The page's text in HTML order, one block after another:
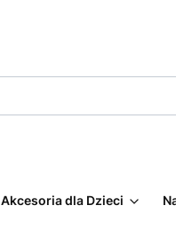
Akcesoria dla Dzieci